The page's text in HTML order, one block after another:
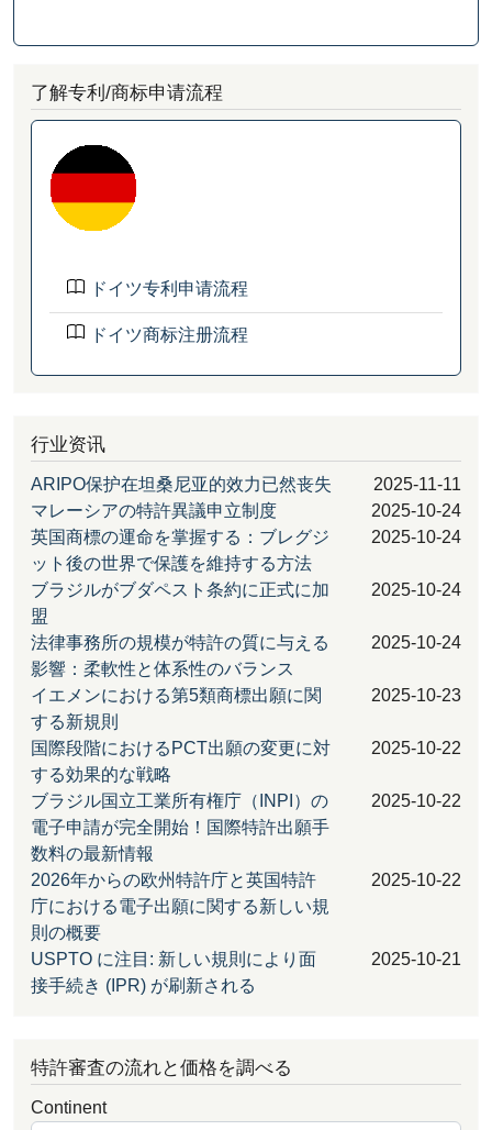
了解专利/商标申请流程
ドイツ专利申请流程
ドイツ商标注册流程
行业资讯
ARIPO保护在坦桑尼亚的效力已然丧失
2025-11-11
マレーシアの特許異議申立制度
2025-10-24
英国商標の運命を掌握する：ブレグジ
ット後の世界で保護を維持する方法
2025-10-24
ブラジルがブダペスト条約に正式に加
盟
2025-10-24
法律事務所の規模が特許の質に与える
影響：柔軟性と体系性のバランス
2025-10-24
イエメンにおける第5類商標出願に関
する新規則
2025-10-23
国際段階におけるPCT出願の変更に対
する効果的な戦略
2025-10-22
ブラジル国立工業所有権庁（INPI）の
電子申請が完全開始！国際特許出願手
数料の最新情報
2025-10-22
2026年からの欧州特許庁と英国特許
庁における電子出願に関する新しい規
則の概要
2025-10-22
USPTO に注目: 新しい規則により面
接手続き (IPR) が刷新される
2025-10-21
特許審査の流れと価格を調べる
Continent